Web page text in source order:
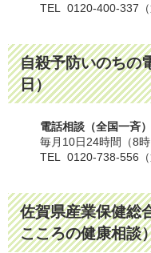
TEL 0120-400-337（
自殺予防いのちの
日）
電話相談（全国一斉）
毎月10日24時間（8時
TEL 0120-738-556（
佐賀県産業保健総
こころの健康相談